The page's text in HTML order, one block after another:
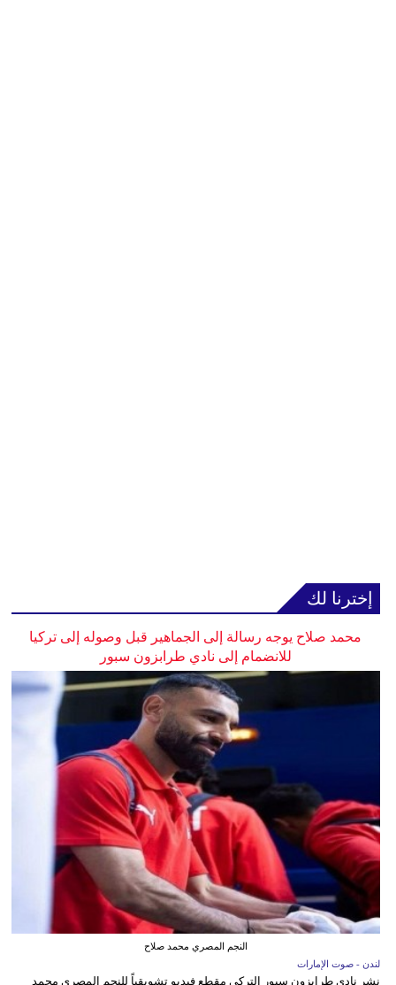
إخترنا لك
محمد صلاح يوجه رسالة إلى الجماهير قبل وصوله إلى تركيا
للانضمام إلى نادي طرابزون سبور
النجم المصري محمد صلاح
لندن - صوت الإمارات
نشر نادي طرابزون سبور التركي مقطع فيديو تشويقياً للنجم المصري محمد